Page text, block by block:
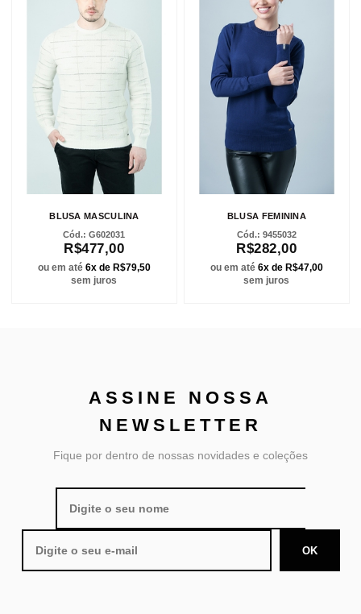
BLUSA MASCULINA
G602031
R$477,00
ou em até 6x de R$79,50
sem juros
BLUSA FEMININA
9455032
R$282,00
ou em até 6x de R$47,00
sem juros
ASSINE NOSSA
NEWSLETTER
Fique por dentro de nossas novidades e coleções